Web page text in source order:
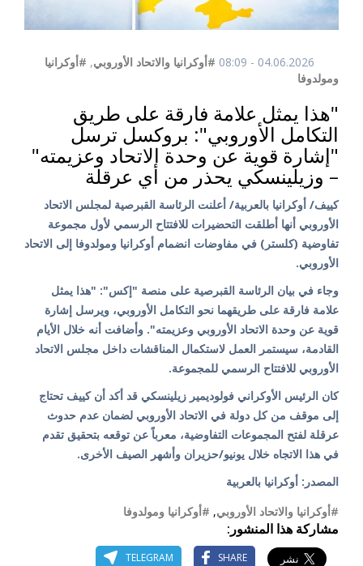
04.06.2026 - 08:09 #أوكرانيا والاتحاد الأوروبي, #أوكرانيا
ومولدوفا
"هذا يمثل علامة فارقة على طريق
التكامل الأوروبي": بروكسل ترسل
"إشارة قوية عن وحدة الاتحاد وعزيمته"
– وزيلينسكي يحذر من أي عرقلة
كييف/ أوكرانيا بالعربية/ أعلنت الرئاسة القبرصية لمجلس الاتحاد
الأوروبي أنها أطلقت التحضيرات للافتتاح الرسمي لأول مجموعة
تفاوضية (كلستر) في مفاوضات انضمام أوكرانيا ومولدوفا إلى الاتحاد
الأوروبي.
وجاء في بيان الرئاسة القبرصية على منصة "إكس": "هذا يمثل
علامة فارقة على طريقهما نحو التكامل الأوروبي، ويرسل إشارة
قوية عن وحدة الاتحاد الأوروبي وعزيمته". وأضافت أنه خلال الأيام
القادمة، سيستمر العمل لاستكمال المناقشات داخل مجلس الاتحاد
الأوروبي للافتتاح الرسمي للمجموعة.
كان الرئيس الأوكراني فولوديمير زيلينسكي قد أكد أن كييف تحتاج
إلى موقف من كل دولة في الاتحاد الأوروبي لضمان عدم حدوث
عرقلة لفتح المجموعات التفاوضية، معرباً عن توقعه بتحقيق تقدم
في هذا الاتجاه خلال يونيو/حزيران وأشهر الصيف الأخرى.
المصدر: أوكرانيا بالعربية
#أوكرانيا والاتحاد الأوروبي, #أوكرانيا ومولدوفا
مشاركة هذا المنشور:
SHARE
TELEGRAM